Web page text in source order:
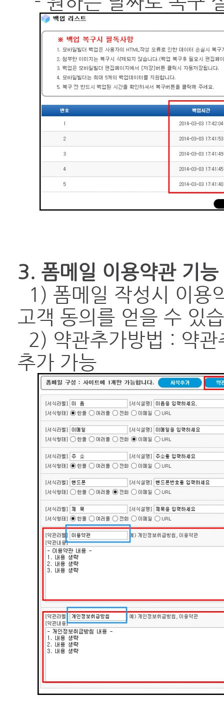
3. 폼메일 이용약관 기능
1) 폼메일 작성시 이용
고객 동의를 얻을 수 있
2) 약관추가방법 : 약
추가 가능